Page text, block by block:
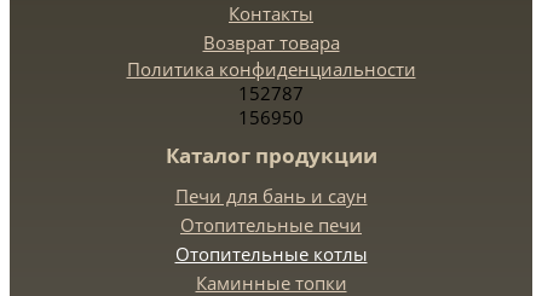
Контакты
Возврат товара
Политика конфиденциальности
152787
156950
Каталог продукции
Печи для бань и саун
Отопительные печи
Отопительные котлы
Каминные топки